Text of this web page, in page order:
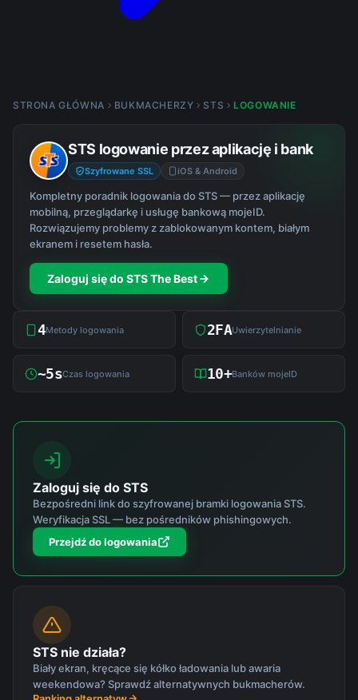
STRONA GŁÓWNA BUKMACHERZY STS LOGOWANIE
STS logowanie przez aplikację i bank
Szyfrowane SSL iOS & Android
Kompletny poradnik logowania do STS — przez aplikację
mobilną, przeglądarkę i usługę bankową mojeID.
Rozwiązujemy problemy z zablokowanym kontem, białym
ekranem i resetem hasła.
Zaloguj się do STS The Best
4Metody logowania 2FAUwierzytelnianie
~5sCzas logowania 10+Banków mojeID
Zaloguj się do STS
Bezpośredni link do szyfrowanej bramki logowania STS.
Weryfikacja SSL — bez pośredników phishingowych.
Przejdź do logowania
STS nie działa?
Biały ekran, kręcące się kółko ładowania lub awaria
weekendowa? Sprawdź alternatywnych bukmacherów.